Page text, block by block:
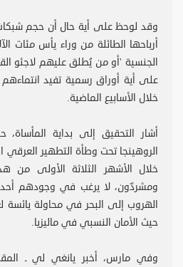
وقد لوحظ على أية حال أن حجم شبكات
أرباحها الطائلة من وراء يأس مئات
الجنسية 'أو من يُطلق عليهم لاجئو
على أية أوراق رسمية تفيد
خلال الأسابيع الماضية.
أشار التحقيق إلى بداية
الروهينجا تحت وطأة التطهير العرقي
خلال الأشهر الثلاثة الأولى من
ومشردّون، لا يرغب في وجودهم
الهروب إلى البحر في محاولة يائسة
حيث الأمان النسبي في ماليزيا.
وفي مارس، أخبر يانغي لي ـ